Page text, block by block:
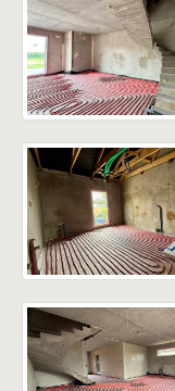
odzyskiem ciepła
• Ogrzewanie
pompa ciepła
• Taras wylany,
wykończenie
• Media: woda,